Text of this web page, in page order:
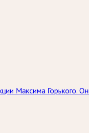
Максима Горького.